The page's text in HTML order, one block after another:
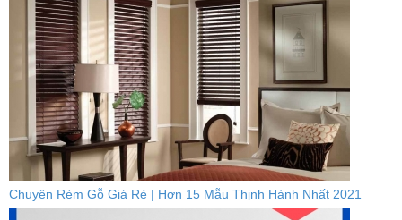
Chuyên Rèm Gỗ Giá Rẻ | Hơn 15 Mẫu Thịnh Hành Nhất 2021